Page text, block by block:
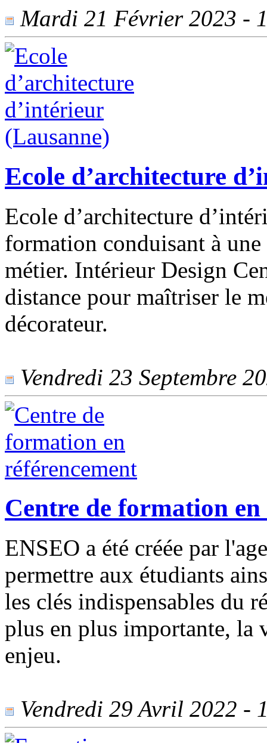
Mardi 21 Février 2023 -
Ecole d’architecture
Ecole d’architecture
formation conduisant à une
métier. Intérieur Design
distance pour maîtriser le
décorateur.
Vendredi 23 Septembre
Centre de formation
ENSEO a été créée par
permettre aux étudiants
les clés indispensables du
plus en plus importante, la
enjeu.
Vendredi 29 Avril 2022 -